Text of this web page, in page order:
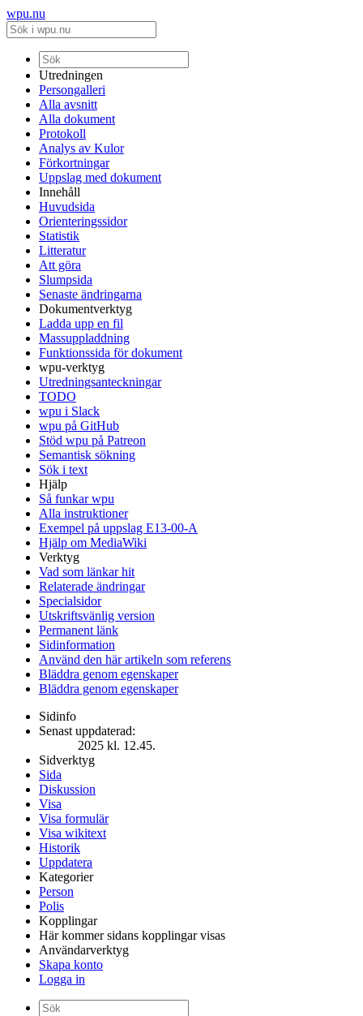
wpu.nu
Utredningen
Persongalleri
Alla avsnitt
Alla dokument
Protokoll
Analys av Kulor
Förkortningar
Uppslag med dokument
Innehåll
Huvudsida
Orienteringssidor
Statistik
Litteratur
Att göra
Slumpsida
Senaste ändringarna
Dokumentverktyg
Ladda upp en fil
Massuppladdning
Funktionssida för dokument
wpu-verktyg
Utredningsanteckningar
TODO
wpu i Slack
wpu på GitHub
Stöd wpu på Patreon
Semantisk sökning
Sök i text
Hjälp
Så funkar wpu
Alla instruktioner
Exempel på uppslag E13-00-A
Hjälp om MediaWiki
Verktyg
Vad som länkar hit
Relaterade ändringar
Specialsidor
Utskriftsvänlig version
Permanent länk
Sidinformation
Använd den här artikeln som referens
Bläddra genom egenskaper
Bläddra genom egenskaper
Sidinfo
Senast uppdaterad:
2025 kl. 12.45.
Sidverktyg
Sida
Diskussion
Visa
Visa formulär
Visa wikitext
Historik
Uppdatera
Kategorier
Person
Polis
Kopplingar
Här kommer sidans kopplingar visas
Användarverktyg
Skapa konto
Logga in